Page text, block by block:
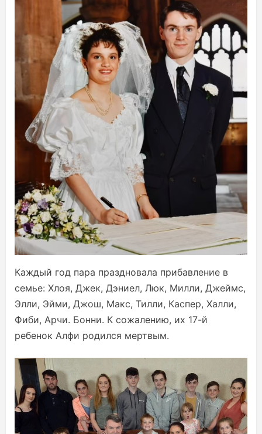
Каждый год пара праздновала прибавление в
семье: Хлоя, Джек, Дэниел, Люк, Милли, Джеймс,
Элли, Эйми, Джош, Макс, Тилли, Каспер, Халли,
Фиби, Арчи. Бонни. К сожалению, их 17-й
ребенок Алфи родился мертвым.